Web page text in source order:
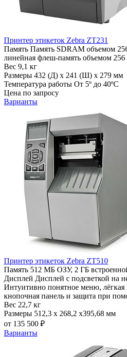
Принтер этикеток Zebra ZT231
Память Память SDRAM объемом
линейная флеш-память объемом
Вес 9,1 кг
Размеры 432 (Д) x 241 (Ш) x 279 мм
Температура работы От 5º до 40ºC
Цена по запросу
Варианты
Принтер этикеток Zebra ZT510
Память 512 МБ ОЗУ, 2 ГБ
Дисплей Дисплей с подсветкой на
Интуитивно понятное меню, лёгкая
кнопочная панель и защита при
Вес 22,7 кг
Размеры 512,3 x 268,2 x395,68 мм
от 135 500 ₽
Варианты